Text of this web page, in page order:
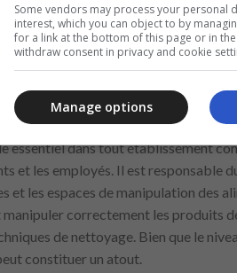
une attitude amicale et attentive,
la maîtrise des systèmes de
l’hygiène de l’environnement
essentiel dans tout établissement
et les employés. Il est responsable
et les espaces de manipulation des
correctement les produits
de nettoyage. Bien que le
constituer un atout.
Some vendors may process your personal
interest, which you can object to by
for a link at the bottom of this page or in
withdraw consent in privacy and cookie
Manage options